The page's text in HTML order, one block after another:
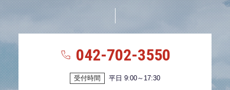
042-702-3550
受付時間 平日 9:00～17:30